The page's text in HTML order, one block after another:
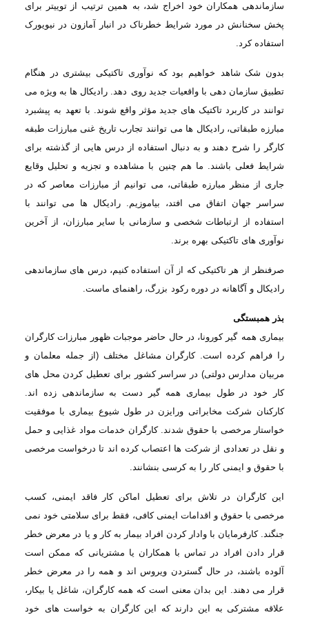
سازماندهی همکاران خود اخراج شد، به
همین ترتیب از توییتر برای
پخش سخنانش در مورد شرایط خطرناک در انبار آمازون در نیویورک
استفاده کرد .
بدون شک شاهد خواهیم بود که نوآوری تاکتیکی بیشتری در هنگام
تطبیق سازمان دهی با واقعیات جدید روی دهد. رادیکال ها به ویژه می
توانند در کاربرد تاکتیک های جدید مؤثر واقع شوند. با تعهد به پیشبرد
مبارزه طبقاتی، رادیکال ها می توانند تجارب تاریخ غنی مبارزات طبقه
کارگر را شرح دهند و به دنبال استفاده از درس هایی از گذشته برای
شرایط فعلی باشند. ما هم چنین با مشاهده و تجزیه و تحلیل وقایع
جاری از منظر مبارزه طبقاتی، می توانیم از مبارزات معاصر که در
سراسر جهان اتفاق می افتد، بیاموزیم. رادیکال ها می توانند با
استفاده از
ارتباطات شخصی و سازمانی با سایر مبارزان، از آخرین
نوآوری های تاکتیکی بهره برند.
صرفنظر از
هر تاکتیکی که از آن استفاده کنیم، درس های سازماندهی
رادیکال و آگاهانه در دوره رکود بزرگ، راهنمای ماست.
بذر همبستگی
بیماری همه گیر کورونا، در حال حاضر موجبات ظهور مبارزات کارگران
را فراهم کرده است. کارگران مشاغل مختلف (از جمله معلمان و
مربیان مدارس دولتی) در سراسر کشور برای تعطیل کردن محل های
کار خود در طول بیماری همه گیر دست به سازماندهی زده اند.
کارکنان شرکت مخابراتی ورایزن در طول شیوع بیماری با موفقیت
خواستار مرخصی با حقوق شدند. کارگران خدمات مواد غذایی و حمل
و نقل در تعدادی از شرکت ها اعتصاب کرده اند تا درخواست مرخصی
با حقوق و ایمنی کار را به کرسی بنشانند.
این کارگران
در تلاش برای تعطیل اماکن کار فاقد ایمنی، کسب
مرخصی با حقوق و اقدامات ایمنی کافی، فقط برای سلامتی خود نمی
جنگند. کارفرمایان با وادار کردن افراد بیمار به کار و یا
در معرض خطر
قرار دادن افراد در تماس با همکاران یا مشتریانی که ممکن است
آلوده باشند، در حال گستردن ویروس اند و همه را در معرض خطر
قرار می دهند. این بدان معنی است که همه کارگران، شاغل یا بیکار،
علاقه مشترکی به این دارند که این کارگران به خواست های خود